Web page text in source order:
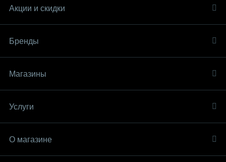
Акции и скидки
Бренды
Магазины
Услуги
О магазине